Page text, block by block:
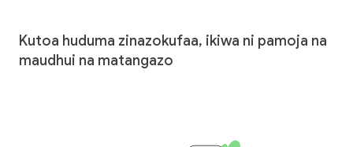
Kutoa huduma zinazokufaa, ikiwa ni pamoja na
maudhui na matangazo